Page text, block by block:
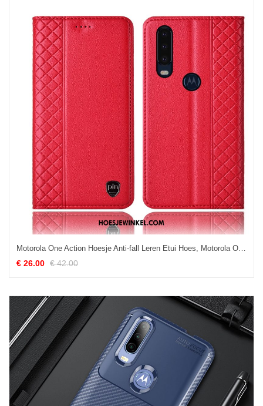
Motorola One Action Hoesje Anti-fall Leren Etui Hoes, Motorola One Action Hoesje Mobiele Telefoon Folio
€ 26.00 € 42.00